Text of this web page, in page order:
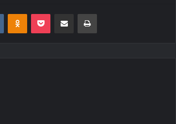
VKontakteOdnoklassniki
Pocket Share via Email Print